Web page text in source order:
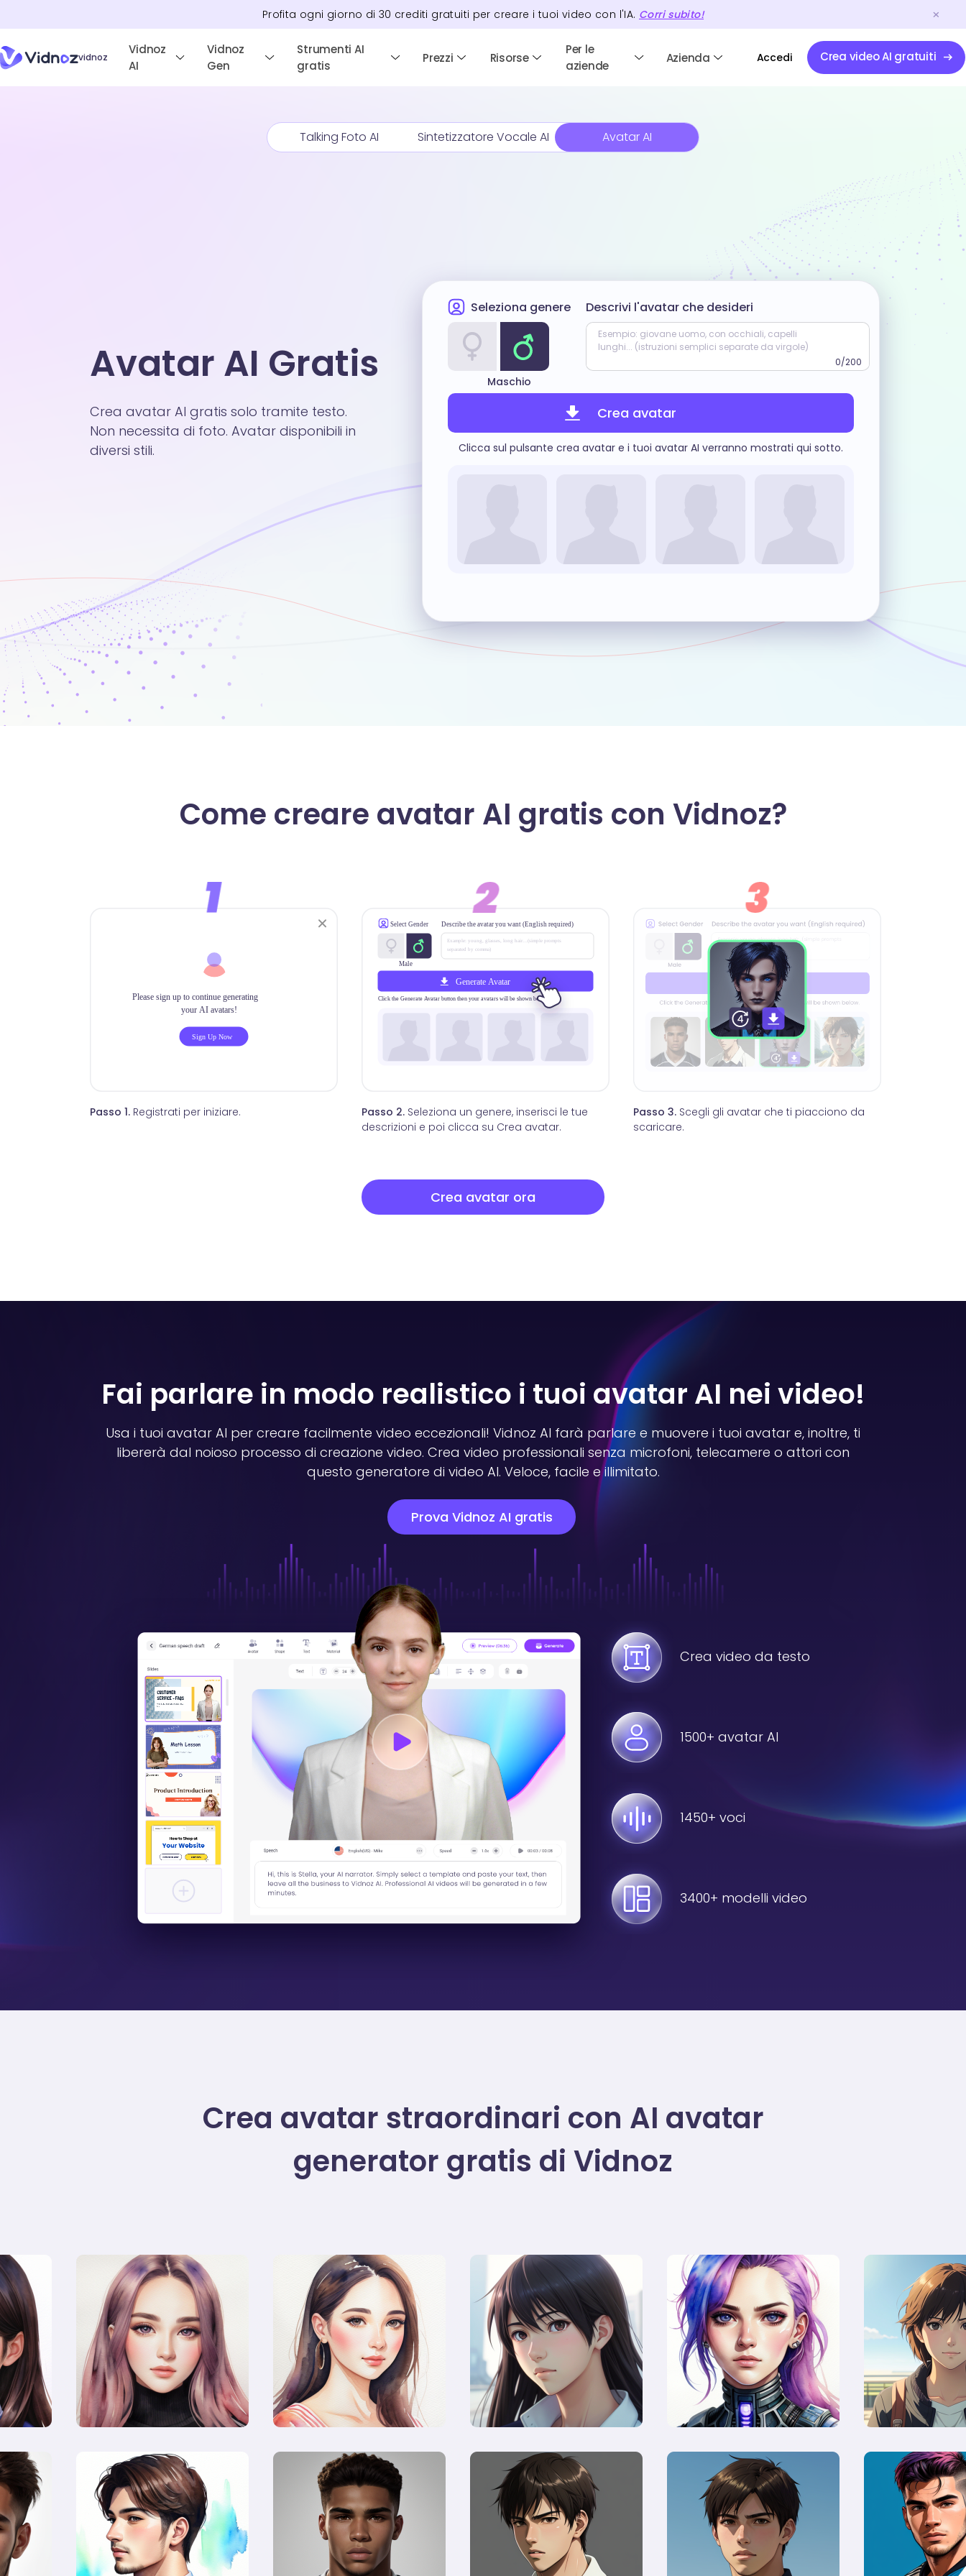
Profita ogni giorno di 30 crediti gratuiti per creare i tuoi video con l'IA. Corri subito!
vidnoz
Vidnoz
AI
Vidnoz
Gen
Strumenti AI
gratis
Prezzi Risorse
Per le
aziende
Azienda Accedi Crea video AI gratuiti
Talking Foto AI Sintetizzatore Vocale AI Avatar AI
Avatar AI Gratis
Crea avatar AI gratis solo tramite testo.
Non necessita di foto. Avatar disponibili in
diversi stili.
Seleziona genere
Maschio
Descrivi l'avatar che desideri
Esempio: giovane uomo, con occhiali, capelli
lunghi... (istruzioni semplici separate da virgole)
0/200
Crea avatar
Clicca sul pulsante crea avatar e i tuoi avatar AI verranno mostrati qui sotto.
Come creare avatar AI gratis con Vidnoz?
Passo 1. Registrati per iniziare. Passo 2. Seleziona un genere, inserisci le tue
descrizioni e poi clicca su Crea avatar.
Passo 3. Scegli gli avatar che ti piacciono da
scaricare.
Crea avatar ora
Fai parlare in modo realistico i tuoi avatar AI nei video!
Usa i tuoi avatar AI per creare facilmente video eccezionali! Vidnoz AI farà parlare e muovere i tuoi avatar e, inoltre, ti
libererà dal noioso processo di creazione video. Crea video professionali senza microfoni, telecamere o attori con
questo generatore di video AI. Veloce, facile eillimitato.
Prova Vidnoz AI gratis
Crea video da testo
1500+ avatar AI
1450+ voci
3400+ modelli video
Crea avatar straordinari con AI avatar
generator gratis di Vidnoz